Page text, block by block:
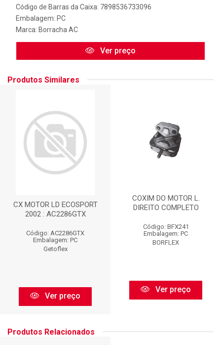
Código de Barras da Caixa: 7898536733096
Embalagem: PC
Marca: Borracha AC
Ver preço
Produtos Similares
CX MOTOR LD ECOSPORT
2002 : AC2286GTX
Código: AC2286GTX
Embalagem: PC
Getoflex
Ver preço
COXIM DO MOTOR L.
DIREITO COMPLETO
Código: BFX241
Embalagem: PC
BORFLEX
Ver preço
Produtos Relacionados